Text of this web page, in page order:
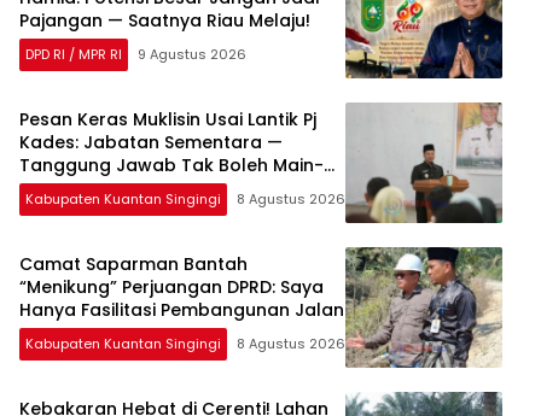
Pajangan — Saatnya Riau Melaju!
DPD RI / MPR RI 9 Agustus 2026
Pesan Keras Muklisin Usai Lantik Pj
Kades: Jabatan Sementara —
Tanggung Jawab Tak Boleh Main-
Main!
Kabupaten Kuantan Singingi 8 Agustus 2026
Camat Saparman Bantah
“Menikung” Perjuangan DPRD: Saya
Hanya Fasilitasi Pembangunan Jalan
Kabupaten Kuantan Singingi 8 Agustus 2026
Kebakaran Hebat di Cerenti! Lahan